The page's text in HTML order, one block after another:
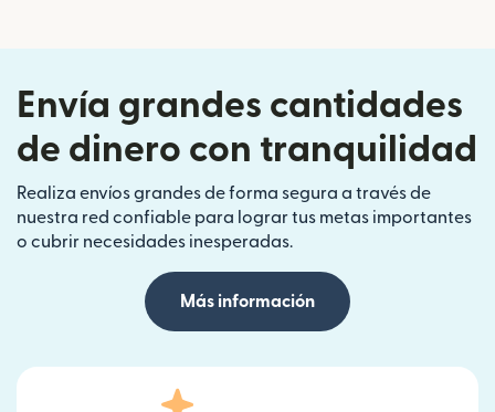
Envía grandes cantidades
de dinero con tranquilidad
Realiza envíos grandes de forma segura a través de
nuestra red confiable para lograr tus metas importantes
o cubrir necesidades inesperadas.
Más información